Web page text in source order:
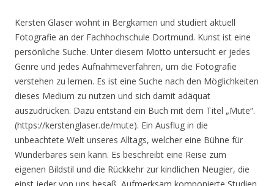
Kersten Glaser wohnt in Bergkamen und studiert aktuell
Fotografie an der Fachhochschule Dortmund. Kunst ist eine
persönliche Suche. Unter diesem Motto untersucht er jedes
Genre und jedes Aufnahmeverfahren, um die Fotografie
verstehen zu lernen. Es ist eine Suche nach den Möglichkeiten
dieses Medium zu nutzen und sich damit adäquat
auszudrücken. Dazu entstand ein Buch mit dem Titel „Mute“.
(https://kerstenglaser.de/mute). Ein Ausflug in die
unbeachtete Welt unseres Alltags, welcher eine Bühne für
Wunderbares sein kann. Es beschreibt eine Reise zum
eigenen Bildstil und die Rückkehr zur kindlichen Neugier, die